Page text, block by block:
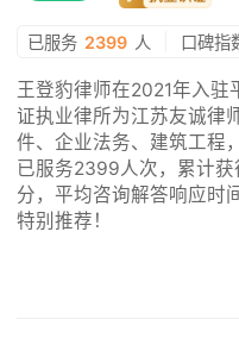
已服务 2399 人 口碑指
王登豹律师在2021年入驻
证执业律所为江苏友诚律
件、企业法务、建筑工程
已服务2399人次，累计
分，平均咨询解答响应时
特别推荐！